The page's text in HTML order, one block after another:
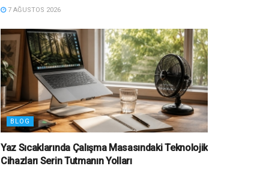
7 AĞUSTOS 2026
BLOG
Yaz Sıcaklarında Çalışma Masasındaki Teknolojik
Cihazları Serin Tutmanın Yolları